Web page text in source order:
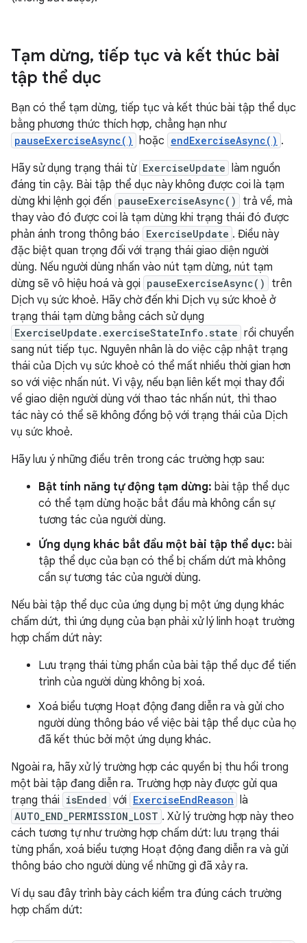
Tạm dừng, tiếp tục và kết thúc bài
tập thể dục
Bạn có thể tạm dừng, tiếp tục và kết thúc bài tập thể dục
bằng phương thức thích hợp, chẳng hạn như
pauseExerciseAsync() hoặc endExerciseAsync() .
Hãy sử dụng trạng thái từ ExerciseUpdate làm nguồn
đáng tin cậy. Bài tập thể dục này không được coi là tạm
dừng khi lệnh gọi đến pauseExerciseAsync()
trả về, mà
thay vào đó được coi là tạm dừng khi trạng thái đó được
phản ánh trong thông báo ExerciseUpdate . Điều này
đặc biệt quan trọng đối với trạng thái giao diện người
dùng. Nếu người dùng nhấn vào nút tạm dừng, nút tạm
dừng sẽ vô hiệu hoá và gọi pauseExerciseAsync()
trên
Dịch vụ sức khoẻ. Hãy chờ đến khi Dịch vụ sức khoẻ ở
trạng thái tạm dừng bằng cách sử dụng
ExerciseUpdate.exerciseStateInfo.state rồi chuyển
sang nút tiếp tục. Nguyên nhân là do việc cập nhật trạng
thái của Dịch vụ sức khoẻ có thể mất nhiều thời gian hơn
so với việc nhấn nút. Vì vậy, nếu bạn liên kết mọi thay đổi
về giao diện người dùng với thao tác nhấn nút, thì thao
tác này có thể sẽ không đồng bộ với trạng thái của Dịch
vụ sức khoẻ.
Hãy lưu ý những điều trên trong các trường hợp sau:
Bật tính năng tự động tạm dừng: bài tập thể dục
có thể tạm dừng hoặc bắt đầu mà không cần sự
tương tác của người dùng.
Ứng dụng khác bắt đầu một bài tập thể dục: bài
tập thể dục của bạn có thể bị chấm dứt mà không
cần sự tương tác của người dùng.
Nếu bài tập thể dục của ứng dụng bị một ứng dụng khác
chấm dứt, thì ứng dụng của bạn phải xử lý linh hoạt trường
hợp chấm dứt này:
Lưu trạng thái từng phần của bài tập thể dục để tiến
trình của người dùng không bị xoá.
Xoá biểu tượng Hoạt động đang diễn ra và gửi cho
người dùng thông báo về việc bài tập thể dục của họ
đã kết thúc bởi một ứng dụng khác.
Ngoài ra, hãy xử lý trường hợp các quyền bị thu hồi trong
một bài tập đang diễn ra. Trường hợp này được gửi qua
trạng thái isEnded với ExerciseEndReason là
AUTO_END_PERMISSION_LOST . Xử lý trường hợp này theo
cách tương tự như trường hợp chấm dứt: lưu trạng thái
từng phần, xoá biểu tượng Hoạt động đang diễn ra và gửi
thông báo cho người dùng về những gì đã xảy ra.
Ví dụ sau đây trình bày cách kiểm tra đúng cách trường
hợp chấm dứt: